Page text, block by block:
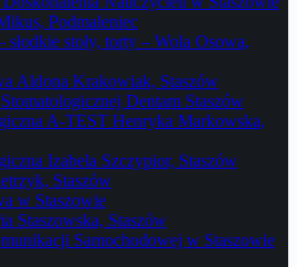
Podmaleniec
słodkie stoły, torty – Wola Osowa,
Aldona Krakowiak, Staszów
Dentam Staszów
A-TEST Henryka Markowska,
Izabela Szczypior, Staszów
Staszów
w Staszowie
Staszowska, Staszów
Samochodowej w Staszowie